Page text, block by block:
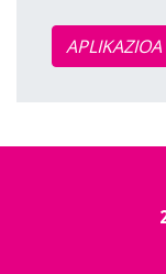
APLIKAZIOA